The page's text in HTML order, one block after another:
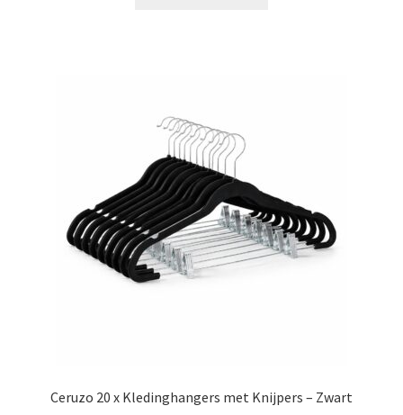
Ceruzo 20 x Kledinghangers met Knijpers – Zwart